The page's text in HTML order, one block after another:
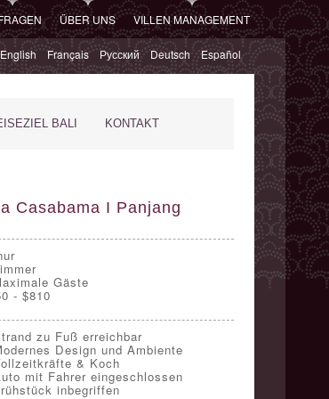
ÜBER UNS VILLEN MANAGEMENT
English Français Русский Deutsch Español
BALI KONTAKT
Casabama I Panjang
Gäste
- $810
zu Fuß erreichbar
Design und Ambiente
& Koch
mit Fahrer eingeschlossen
inbegriffen